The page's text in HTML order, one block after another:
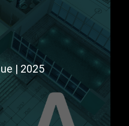
| 2025